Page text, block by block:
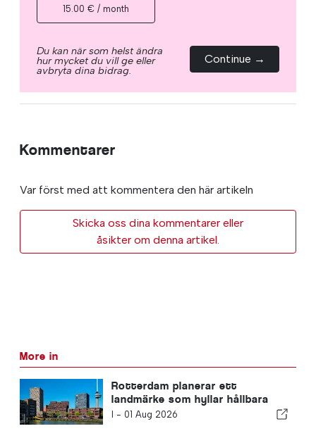
15.00 € / month
Du kan när som helst ändra
hur mycket du vill ge eller
avbryta dina bidrag.
Continue →
Kommentarer
Var först med att kommentera den här artikeln
Skicka oss dina kommentarer eller
åsikter om denna artikel.
More in
Rotterdam planerar ett
landmärke som hyllar hållbara
lösningar
I - 01 Aug 2026